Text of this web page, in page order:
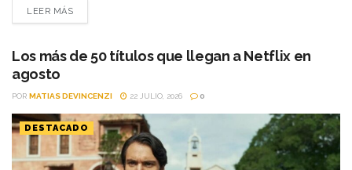
un thriller español cargado de tensión y conspiraciones,
película de terror psicológico y el esperado regreso de...
LEER MÁS
Los más de 50 títulos que llegan a Netflix en
agosto
POR MATIAS DEVINCENZI 22 JULIO, 2026 0
DESTACADO